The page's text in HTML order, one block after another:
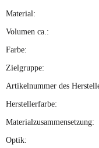
Material:
Volumen ca.:
Farbe:
Zielgruppe:
Artikelnummer des
Herstellerfarbe:
Materialzusammensetzung:
Optik: